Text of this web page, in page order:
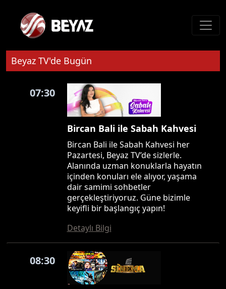
Beyaz TV'de Bugün
07:30
Bircan Bali ile Sabah Kahvesi
Bircan Bali ile Sabah Kahvesi her
Pazartesi, Beyaz TV’de sizlerle.
Alanında uzman konuklarla hayatın
içinden konuları ele alıyor, yaşama
dair samimi sohbetler
gerçekleştiriyoruz. Güne bizimle
keyifli bir başlangıç yapın!
Detaylı Bilgi
08:30